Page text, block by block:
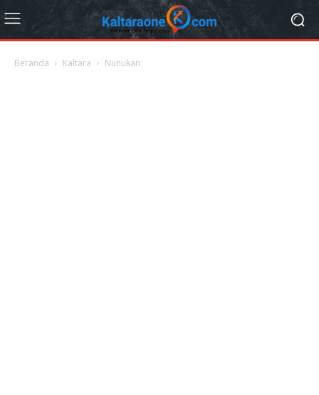
Beranda Kaltara Nunukan